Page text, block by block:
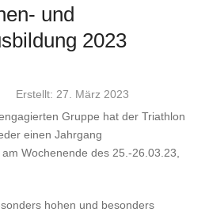
und
2023
Erstellt: 27. März 2023
Gruppe hat der Triathlon
einen Jahrgang
Wochenende des 25.-26.03.23,
hohen und besonders